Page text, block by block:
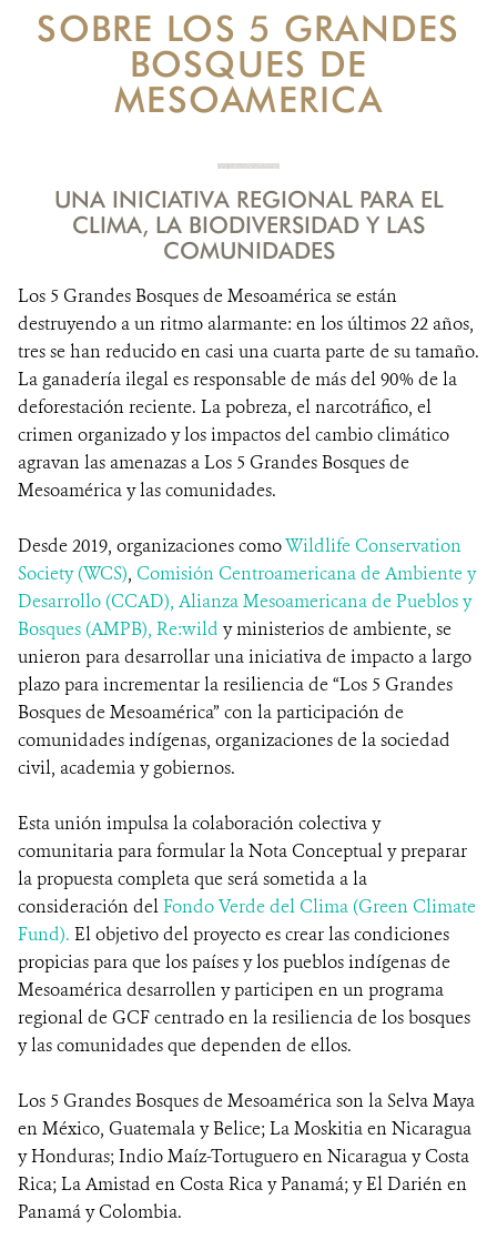
NOTICIAS
EVENTOS Y MULTIMEDIA
DONA
SOBRE LOS 5 GRANDES
BOSQUES DE
MESOAMERICA
UNA INICIATIVA REGIONAL PARA EL
CLIMA, LA BIODIVERSIDAD Y LAS
COMUNIDADES
​​Los 5 Grandes Bosques de Mesoamérica se están
destruyendo a un ritmo alarmante: en los últimos 22 años,
tres se han reducido en casi una cuarta parte de su tamaño.
La ganadería ilegal es responsable de más del 90% de la
deforestación reciente. La pobreza, el narcotráfico, el
crimen organizado y los impactos del cambio climático
agravan las amenazas a Los 5 Grandes Bosques de
Mesoamérica y las comunidades.
Desde 2019, organizaciones comoWildlife Conservation
Society (WCS), Comisión Centroamericana de Ambiente y
Desarrollo (CCAD), Alianza Mesoamericana de Pueblos y
Bosques (AMPB), Re:wild y ministerios de ambiente, se
unieron para desarrollar una iniciativa de impacto a largo
plazo para incrementar la resiliencia de “Los 5 Grandes
Bosques de Mesoamérica” con la participación de
comunidades indígenas, organizaciones de la sociedad
civil, academia y gobiernos.
Esta unión impulsa la colaboración colectiva y
comunitaria para formular la Nota Conceptual y preparar
la propuesta completa que será sometida a la
consideración delFondo Verde del Clima (Green Climate
Fund). El objetivo del proyecto es crear las condiciones
propicias para que los países y los pueblos indígenas de
Mesoamérica desarrollen y participen en un programa
regional de GCF centrado en la resiliencia de los bosques
y las comunidades que dependen de ellos.
Los 5 Grandes Bosques de Mesoamérica son la Selva Maya
en México, Guatemala y Belice; La Moskitia en Nicaragua
y Honduras; Indio Maíz-Tortuguero en Nicaragua y Costa
Rica; La Amistad en Costa Rica y Panamá; y El Darién en
Panamá y Colombia.